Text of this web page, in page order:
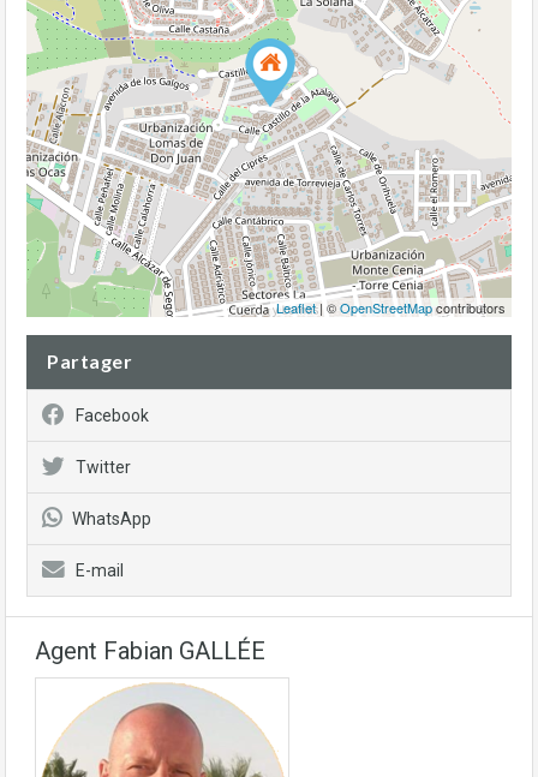
Leaflet| ©OpenStreetMapcontributors
Partager
Facebook
Twitter
WhatsApp
E-mail
Agent Fabian GALLÉE